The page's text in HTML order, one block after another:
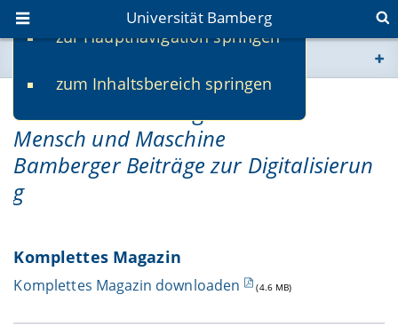
zur Hauptnavigation springen
zum Inhaltsbereich springen
Universität Bamberg
www.uni-bamberg.de
univis.uni-bamberg.de
uni.vers Forschung 2021:
Mensch und Maschine
Bamberger Beiträge zur Digitalisierun
g
Komplettes Magazin
Komplettes Magazin downloaden (4.6 MB)